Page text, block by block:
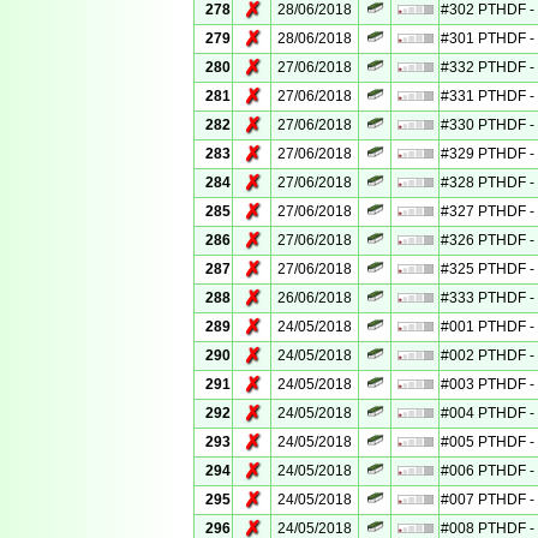
278 ✗ 28/06/2018
#302 PTHDF
279
✗ 28/06/2018
#301 PTHDF
280
✗ 27/06/2018
#332 PTHDF
281
✗ 27/06/2018
#331 PTHDF
282
✗ 27/06/2018
#330 PTHDF
283
✗ 27/06/2018
#329 PTHDF
284
✗ 27/06/2018
#328 PTHDF
285
✗ 27/06/2018
#327 PTHDF
286
✗ 27/06/2018
#326 PTHDF
287
✗ 27/06/2018
#325 PTHDF
288
✗ 26/06/2018
#333 PTHDF
289
✗ 24/05/2018
#001 PTHDF
290
✗ 24/05/2018
#002 PTHDF
291
✗ 24/05/2018
#003 PTHDF
292
✗ 24/05/2018
#004 PTHDF
293
✗ 24/05/2018
#005 PTHDF
294
✗ 24/05/2018
#006 PTHDF
295
✗ 24/05/2018
#007 PTHDF
296
✗ 24/05/2018
#008 PTHDF